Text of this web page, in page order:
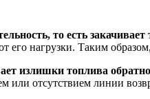
то есть
его нагрузки. Таким
излишки топлива
отсутствием линии